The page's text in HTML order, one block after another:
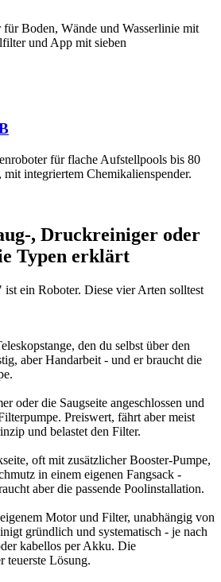
Boden, Wände und Wasserlinie mit
und App mit sieben
für flache Aufstellpools bis 80
integriertem Chemikalienspender.
, Druckreiniger oder
Typen erklärt
ein Roboter. Diese vier Arten solltest
den du selbst über den
aber Handarbeit - und er braucht die
oder die Saugseite angeschlossen und
Preiswert, fährt aber meist
und belastet den Filter.
oft mit zusätzlicher Booster-Pumpe,
in einem eigenen Fangsack -
aber die passende Poolinstallation.
Motor und Filter, unabhängig von
gründlich und systematisch - je nach
kabellos per Akku. Die
teuerste Lösung.